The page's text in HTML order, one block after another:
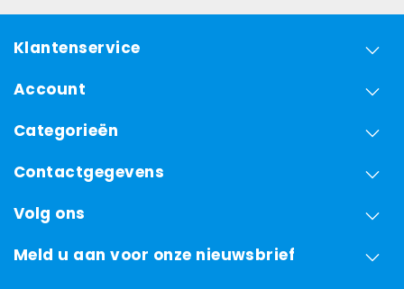
Klantenservice
Account
Categorieën
Contactgegevens
Volg ons
Meld u aan voor onze nieuwsbrief